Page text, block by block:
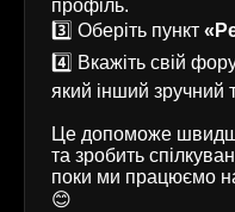
профіль.
3️⃣ Оберіть пункт
4️⃣ Вкажіть свій
який інший зручний
Це допоможе
та зробить
поки ми працюємо
😊